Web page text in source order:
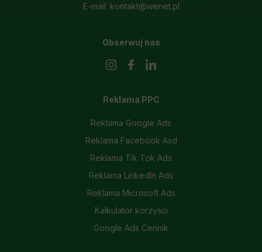
E-mail: kontakt@wenet.pl
Reklama PPC
Reklama Google Ads
Reklama Facebook Asd
Reklama Tik Tok Ads
Reklama LinkedIn Ads
Reklama Microsoft Ads
Kalkulator korzyści
Google Ads Cennik
Obserwuj nas